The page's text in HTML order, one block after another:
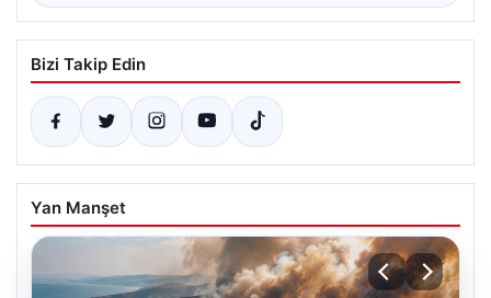
Bizi Takip Edin
Yan Manşet